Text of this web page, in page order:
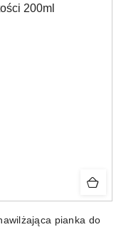
pianka do